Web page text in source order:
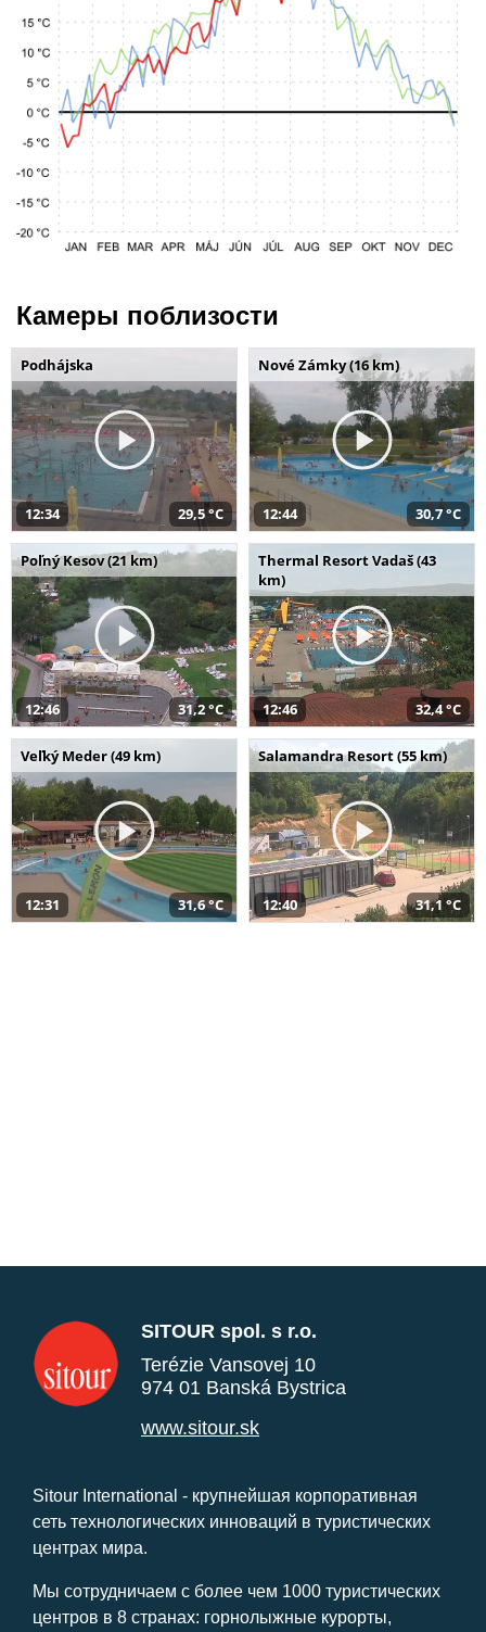
Камеры поблизости
Podhájska
12:34 29,5 °C
Nové Zámky (16 km)
12:44 30,7 °C
Poľný Kesov (21 km)
12:46 31,2 °C
Thermal Resort Vadaš (43
km)
12:46 32,4 °C
Veľký Meder (49 km)
12:31 31,6 °C
Salamandra Resort (55 km)
12:40 31,1 °C
SITOUR spol. s r.o.
Terézie Vansovej 10
974 01 Banská Bystrica
www.sitour.sk
Sitour International - крупнейшая корпоративная
сеть технологических инноваций в туристических
центрах мира.
Мы сотрудничаем с более чем 1000 туристических
центров в 8 странах: горнолыжные курорты,